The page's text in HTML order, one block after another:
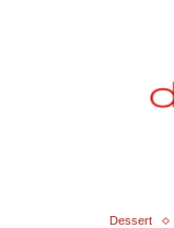
Dessert